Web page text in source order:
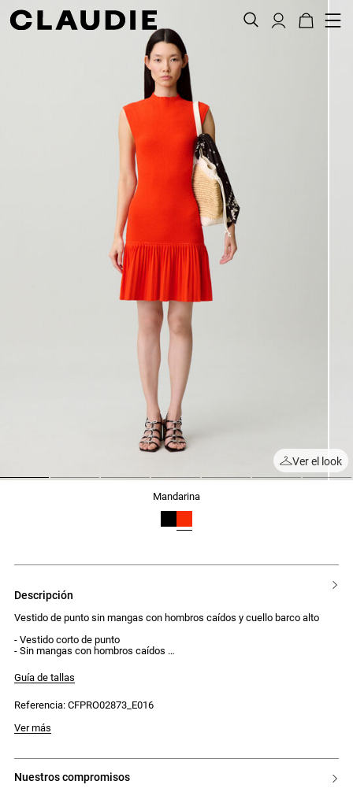
Ver el look
mandarina
descripción
Vestido de punto sin mangas con hombros caídos y cuello barco alto
- Vestido corto de punto
- Sin mangas con hombros caídos
- Punto de fantasía en el cuerpo
- Parte inferior del vestido de punto fino plisado desde las caderas
Guía de tallas
Referencia: CFPRO02873_E016
Ver más
nuestros compromisos